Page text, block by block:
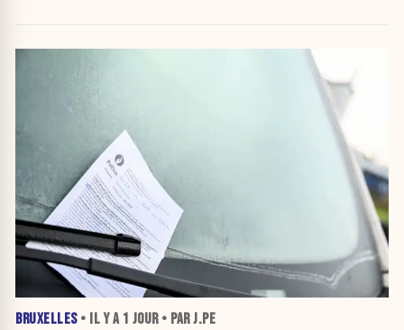
BRUXELLES• IL Y A 1 JOUR• PAR J.PE